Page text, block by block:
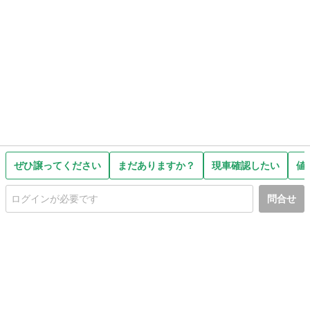
ぜひ譲ってください まだありますか？ 現車確認したい 値
問合せ